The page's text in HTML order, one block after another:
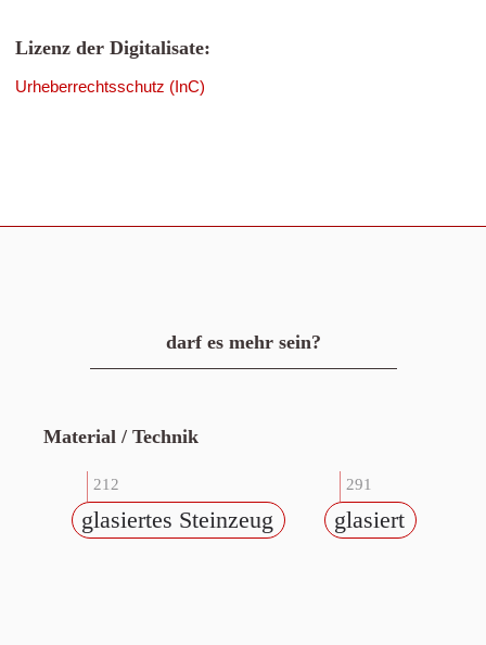
Lizenz der Digitalisate:
Urheberrechtsschutz (InC)
darf es mehr sein?
Material / Technik
212
glasiertes Steinzeug
291
glasiert